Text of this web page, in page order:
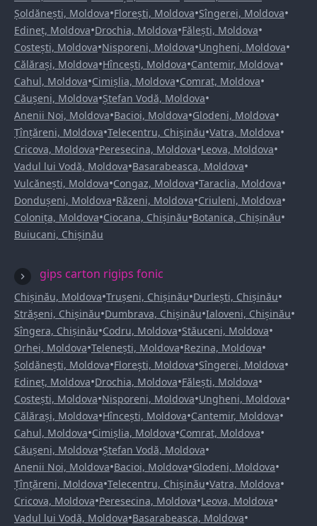
Șoldănești, Moldova•Florești, Moldova•Sîngerei, Moldova•
Edineț, Moldova•Drochia, Moldova•Fălești, Moldova•
Costești, Moldova•Nisporeni, Moldova•Ungheni, Moldova•
Călărași, Moldova•Hîncești, Moldova•Cantemir, Moldova•
Cahul, Moldova•Cimișlia, Moldova•Comrat, Moldova•
Căușeni, Moldova•Ștefan Vodă, Moldova•
Anenii Noi, Moldova•Bacioi, Moldova•Glodeni, Moldova•
Țînțăreni, Moldova•Telecentru, Chișinău•Vatra, Moldova•
Cricova, Moldova•Peresecina, Moldova•Leova, Moldova•
Vadul lui Vodă, Moldova•Basarabeasca, Moldova•
Vulcănești, Moldova•Congaz, Moldova•Taraclia, Moldova•
Dondușeni, Moldova•Răzeni, Moldova•Criuleni, Moldova•
Colonița, Moldova•Ciocana, Chișinău•Botanica, Chișinău•
Buiucani, Chișinău
gips carton rigips fonic
Chișinău, Moldova•Trușeni, Chișinău•Durlești, Chișinău•
Strășeni, Chișinău•Dumbrava, Chișinău•Ialoveni, Chișinău•
Sîngera, Chișinău•Codru, Moldova•Stăuceni, Moldova•
Orhei, Moldova•Telenești, Moldova•Rezina, Moldova•
Șoldănești, Moldova•Florești, Moldova•Sîngerei, Moldova•
Edineț, Moldova•Drochia, Moldova•Fălești, Moldova•
Costești, Moldova•Nisporeni, Moldova•Ungheni, Moldova•
Călărași, Moldova•Hîncești, Moldova•Cantemir, Moldova•
Cahul, Moldova•Cimișlia, Moldova•Comrat, Moldova•
Căușeni, Moldova•Ștefan Vodă, Moldova•
Anenii Noi, Moldova•Bacioi, Moldova•Glodeni, Moldova•
Țînțăreni, Moldova•Telecentru, Chișinău•Vatra, Moldova•
Cricova, Moldova•Peresecina, Moldova•Leova, Moldova•
Vadul lui Vodă, Moldova•Basarabeasca, Moldova•